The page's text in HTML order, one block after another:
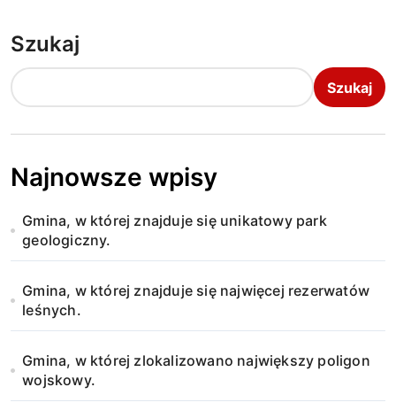
a
c
j
a
w
p
i
s
u
Szukaj
Szukaj
Najnowsze wpisy
Gmina, w której znajduje się unikatowy park
geologiczny.
Gmina, w której znajduje się najwięcej rezerwatów
leśnych.
Gmina, w której zlokalizowano największy poligon
wojskowy.